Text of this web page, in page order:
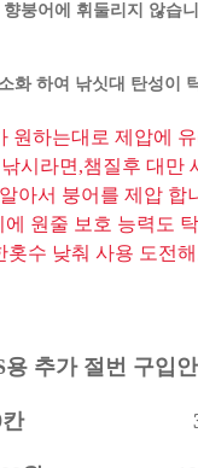
향붕어에 휘둘리지 않습
화 하여 낚싯대 탄성이
원하는대로 제압에
시라면,챔질후 대만
아서 붕어를 제압 합
에 원줄 보호 능력도
홋수 낮춰 사용 도전
용 추가 절번 구입
칸 32